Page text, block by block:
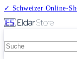
✓ Schweizer Online-